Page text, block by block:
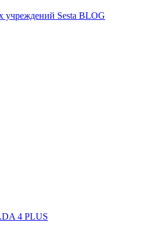
учреждений Sesta BLOG
4 PLUS